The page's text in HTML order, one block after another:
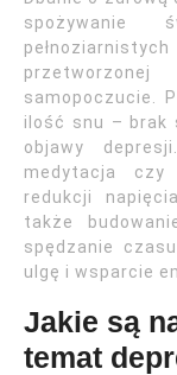
spożywanie
samopoczucie.
ilość snu – brak
objawy
medytacja czy
redukcji
także
spędzanie
ulgę i wsparcie
Jakie są
temat